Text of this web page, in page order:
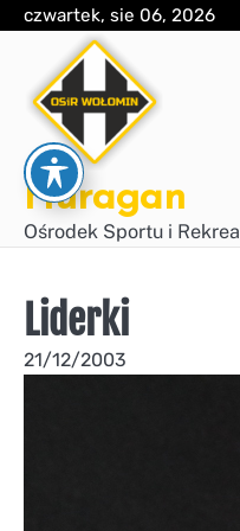
Skip
content
czwartek, sie 06, 2026
Huragan
Ośrodek Sportu i
Liderki
21/12/2003